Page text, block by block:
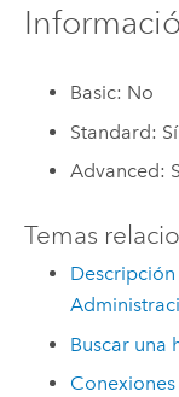
Basic: No
Standard: Sí
Advanced:
Temas
Buscar una